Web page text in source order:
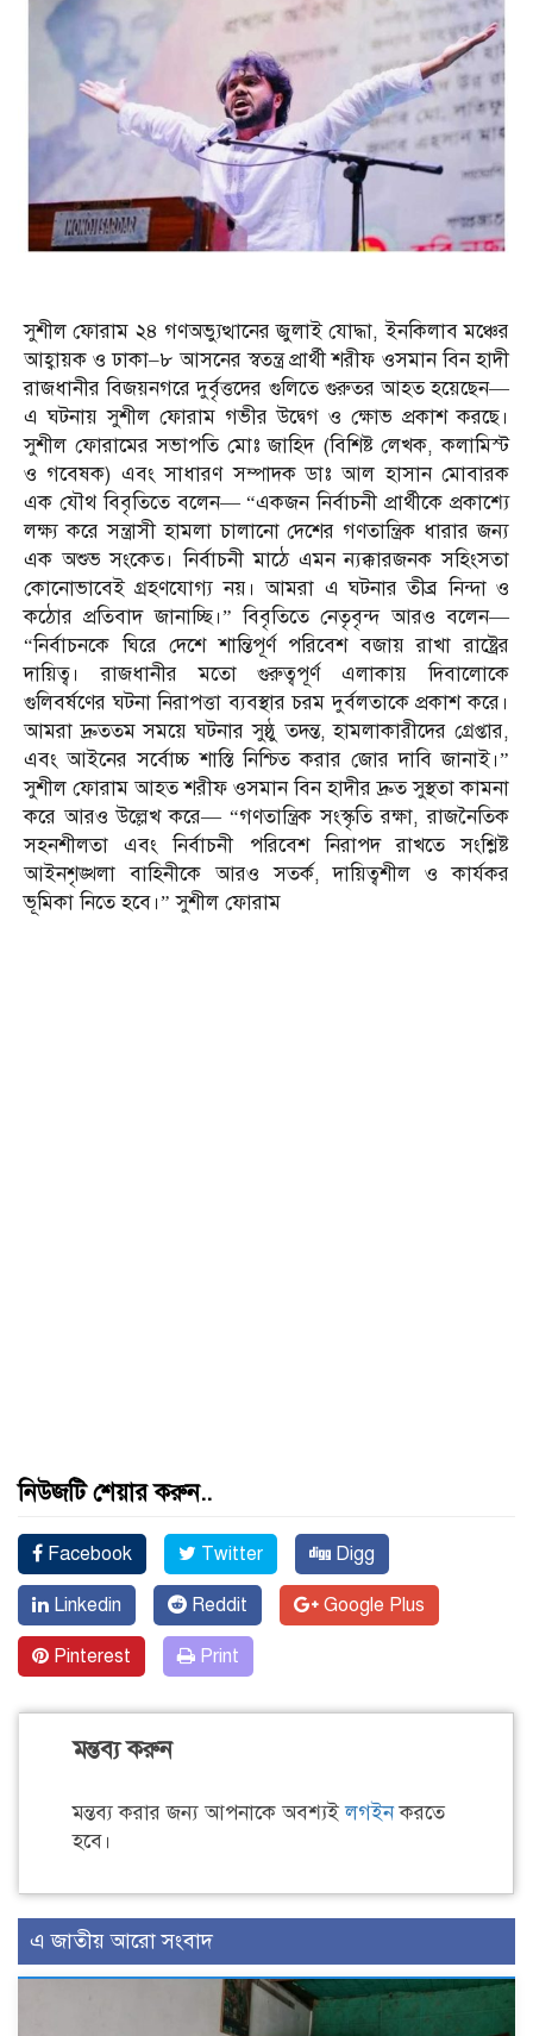
সুশীল ফোরাম ২৪ গণঅভ্যুত্থানের জুলাই যোদ্ধা, ইনকিলাব মঞ্চের
আহ্বায়ক ও ঢাকা–৮ আসনের স্বতন্ত্র প্রার্থী শরীফ ওসমান বিন হাদী
রাজধানীর বিজয়নগরে দুর্বৃত্তদের গুলিতে গুরুতর আহত হয়েছেন—
এ ঘটনায় সুশীল ফোরাম গভীর উদ্বেগ ও ক্ষোভ প্রকাশ করছে।
সুশীল ফোরামের সভাপতি মোঃ জাহিদ (বিশিষ্ট লেখক, কলামিস্ট
ও গবেষক) এবং সাধারণ সম্পাদক ডাঃ আল হাসান মোবারক
এক যৌথ বিবৃতিতে বলেন— “একজন নির্বাচনী প্রার্থীকে প্রকাশ্যে
লক্ষ্য করে সন্ত্রাসী হামলা চালানো দেশের গণতান্ত্রিক ধারার জন্য
এক অশুভ সংকেত। নির্বাচনী মাঠে এমন ন্যক্কারজনক সহিংসতা
কোনোভাবেই গ্রহণযোগ্য নয়। আমরা এ ঘটনার তীব্র নিন্দা ও
কঠোর প্রতিবাদ জানাচ্ছি।” বিবৃতিতে নেতৃবৃন্দ আরও বলেন—
“নির্বাচনকে ঘিরে দেশে শান্তিপূর্ণ পরিবেশ বজায় রাখা রাষ্ট্রের
দায়িত্ব। রাজধানীর মতো গুরুত্বপূর্ণ এলাকায় দিবালোকে
গুলিবর্ষণের ঘটনা নিরাপত্তা ব্যবস্থার চরম দুর্বলতাকে প্রকাশ করে।
আমরা দ্রুততম সময়ে ঘটনার সুষ্ঠু তদন্ত, হামলাকারীদের গ্রেপ্তার,
এবং আইনের সর্বোচ্চ শাস্তি নিশ্চিত করার জোর দাবি জানাই।”
সুশীল ফোরাম আহত শরীফ ওসমান বিন হাদীর দ্রুত সুস্থতা কামনা
করে আরও উল্লেখ করে— “গণতান্ত্রিক সংস্কৃতি রক্ষা, রাজনৈতিক
সহনশীলতা এবং নির্বাচনী পরিবেশ নিরাপদ রাখতে সংশ্লিষ্ট
আইনশৃঙ্খলা বাহিনীকে আরও সতর্ক, দায়িত্বশীল ও কার্যকর
ভূমিকা নিতে হবে।” সুশীল ফোরাম
নিউজটি শেয়ার করুন..
Facebook Twitter Digg
Linkedin Reddit Google Plus
Pinterest Print
মন্তব্য করুন
মন্তব্য করার জন্য আপনাকে অবশ্যইলগইনকরতে
হবে।
এ জাতীয় আরো সংবাদ